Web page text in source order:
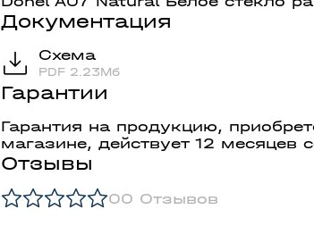
Документация
Схема
PDF 2.23Мб
Гарантии
Гарантия на продукцию,
магазине, действует 12 месяцев
Отзывы
00 Отзывов